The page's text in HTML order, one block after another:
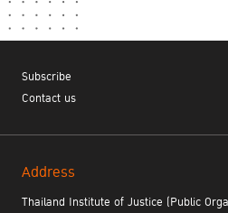
Subscribe
Contact us
Address
Thailand Institute of Justice (Public